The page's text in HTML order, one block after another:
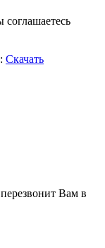
Скачать
Вам в